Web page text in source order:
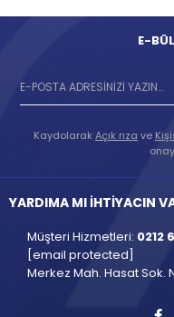
E-
KaydolarakAçık rıza ve
YARDIMA MI İHTİYACIN
Müşteri Hizmetleri: 0212
[email protected]
Merkez Mah. Hasat Sok.